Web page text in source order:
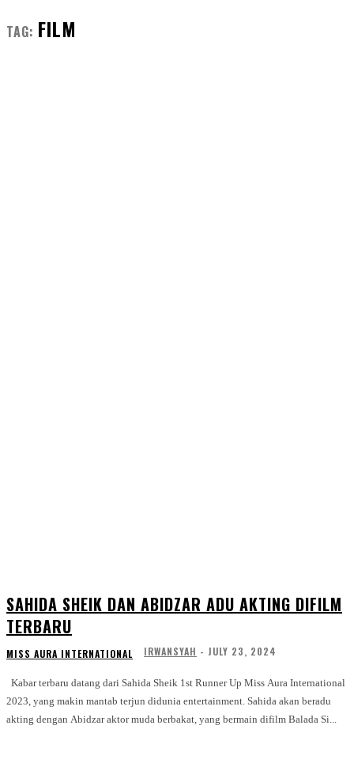
TAG: FILM
SAHIDA SHEIK DAN ABIDZAR ADU AKTING DIFILM
TERBARU
MISS AURA INTERNATIONAL IRWANSYAH - JULY 23, 2024
2023, yang makin mantab terjun didunia entertainment. Sahida akan beradu
akting dengan Abidzar aktor muda berbakat, yang bermain difilm Balada Si...